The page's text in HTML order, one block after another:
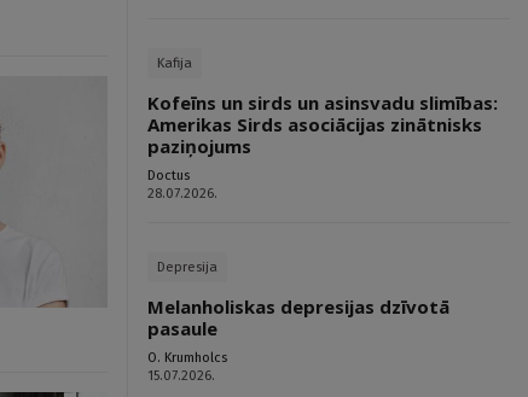
Kafija
Kofeīns un sirds un asinsvadu slimības:
Amerikas Sirds asociācijas zinātnisks
paziņojums
Doctus
28.07.2026.
Depresija
Melanholiskas depresijas dzīvotā
pasaule
O. Krumholcs
15.07.2026.